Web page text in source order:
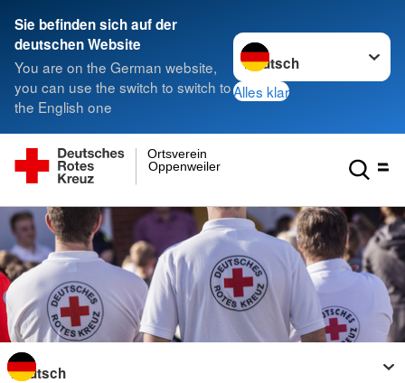
Sie befinden sich auf der
deutschen Website
You are on the German website,
you can use the switch to switch to
the English one
Sprache wechseln zu
Alles klar
Oppenweiler
Ortsverein
Sprache wechseln zu